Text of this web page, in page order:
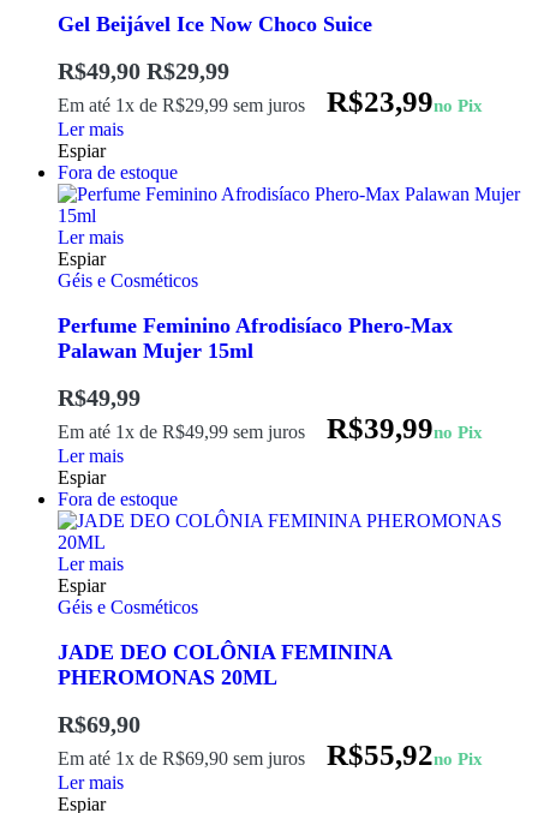
Gel Beijável Ice Now Choco Suice
R$49,90 R$29,99
Em até 1x de R$29,99 sem juros R$23,99no Pix
Ler mais
Espiar
Fora de estoque
Ler mais
Espiar
Géis e Cosméticos
Perfume Feminino Afrodisíaco Phero-Max
Palawan Mujer 15ml
R$49,99
Em até 1x de R$49,99 sem juros R$39,99no Pix
Ler mais
Espiar
Fora de estoque
Ler mais
Espiar
Géis e Cosméticos
JADE DEO COLÔNIA FEMININA
PHEROMONAS 20ML
R$69,90
Em até 1x de R$69,90 sem juros R$55,92no Pix
Ler mais
Espiar